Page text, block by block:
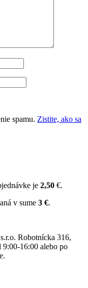
spamu. Zistite, ako sa
je 2,50 €.
v sume 3 €.
Robotnícka 316,
16:00 alebo po